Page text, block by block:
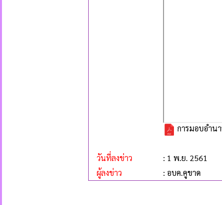
การมอบอำน
วันที่ลงข่าว
: 1 พ.ย. 2561
ผู้ลงข่าว
: อบค.คูขาด